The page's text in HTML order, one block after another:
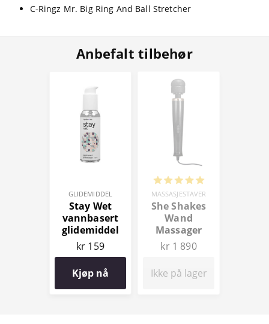
C-Ringz Mr. Big Ring And Ball Stretcher
Anbefalt tilbehør
GLIDEMIDDEL
Stay Wet
vannbasert
glidemiddel
100 ml
kr 159
Kjøp nå
MASSASJESTAVER
She Shakes
Wand
Massager
kr 1 890
Ikke på lager